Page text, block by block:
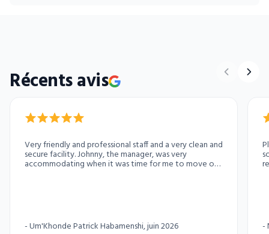
Récents avis
Very friendly and professional staff and a very clean and
secure facility. Johnny, the manager, was very
accommodating when it was time for me to move out
-Um'Khonde Patrick Habamenshi, juin 2026
-